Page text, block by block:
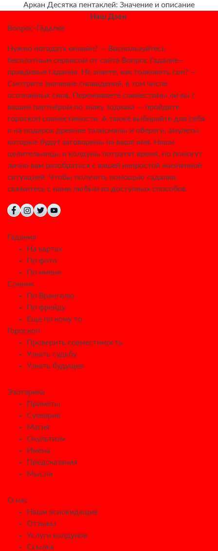
Аркан Десятка пентаклей: Значение и описание
Наш Дзен
Вопрос-Гадалке
Нужно погадать онлайн? — Воспользуйтесь
бесплатным сервисом от сайта Вопрос Гадалке—
правдивые гадания. Не знаете, как толковать сон? —
Смотрите значение сновидений, в том числе
осознанных снов. Переживаете совместимы ли вы с
вашим партнёром по знаку зодиака — пройдите
гороскоп совместимости. А также выбирайте для себя
и на подарок древние талисманы и обереги, амулеты,
которые будут заговорены на ваше имя. Наши
целительницы и колдуны потратят время, но помогут
лично вам разобраться с вашей непростой жизненной
ситуацией. Чтобы получить помощью гадалки,
свяжитесь с нами любым из доступных способов.
Гадания
На картах
По фото
По имени
Сонник
По Врангелю
По фрейду
Еще по кому то
Гороскоп
Проверить совместимость
Узнать судьбу
Узнать будущее
Эзотерика
Приметы
Суеверия
Магия
Окультизм
Имена
Предсказания
Мысли
О нас
Наши ясновидящие
Отзывы
Услуги колдунов
Ссылка